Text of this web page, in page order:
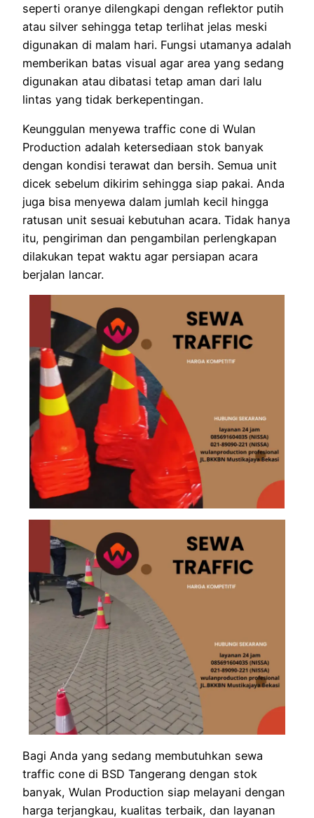
seperti oranye dilengkapi dengan reflektor putih
atau silver sehingga tetap terlihat jelas meski
digunakan di malam hari. Fungsi utamanya adalah
memberikan batas visual agar area yang sedang
digunakan atau dibatasi tetap aman dari lalu
lintas yang tidak berkepentingan.
Keunggulan menyewa traffic cone di Wulan
Production adalah ketersediaan stok banyak
dengan kondisi terawat dan bersih. Semua unit
dicek sebelum dikirim sehingga siap pakai. Anda
juga bisa menyewa dalam jumlah kecil hingga
ratusan unit sesuai kebutuhan acara. Tidak hanya
itu, pengiriman dan pengambilan perlengkapan
dilakukan tepat waktu agar persiapan acara
berjalan lancar.
Bagi Anda yang sedang membutuhkan sewa
traffic cone di BSD Tangerang dengan stok
banyak, Wulan Production siap melayani dengan
harga terjangkau, kualitas terbaik, dan layanan